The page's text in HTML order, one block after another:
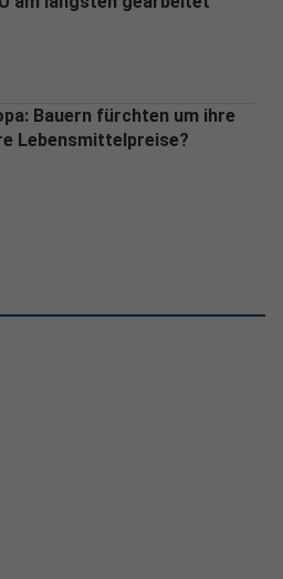
Bauern fürchten um ihre
Lebensmittelpreise?